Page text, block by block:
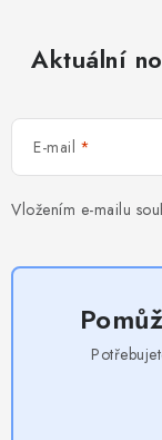
Aktuální
E-mail
Vložením e-mailu